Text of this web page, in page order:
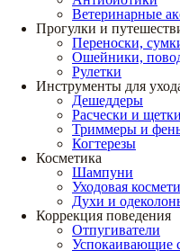
Ветеринарные
Прогулки и
Переноски,
Ошейники,
Рулетки
Инструменты для
Дешеддеры
Расчески и щетки
Триммеры и
Когтерезы
Косметика
Шампуни
Уходовая
Духи и
Коррекция поведения
Отпугиватели
Успокаивающие